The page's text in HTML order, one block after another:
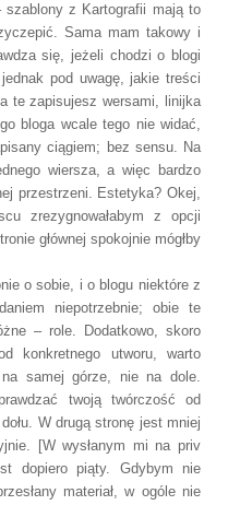
z Kartografii mają to
Sama mam takowy i
się, jeżeli chodzi o blogi
pod uwagę, jakie treści
te zapisujesz wersami, linijka
bloga wcale tego nie widać,
ciągiem; bez sensu. Na
wiersza, a więc bardzo
przestrzeni. Estetyka? Okej,
zrezygnowałabym z opcji
głównej spokojnie mógłby
o sobie, i o blogu niektóre z
niepotrzebnie; obie te
– role. Dodatkowo, skoro
konkretnego utworu, warto
samej górze, nie na dole.
twoją twórczość od
W drugą stronę jest mniej
[W wysłanym mi na priv
dopiero piąty. Gdybym nie
materiał, w ogóle nie